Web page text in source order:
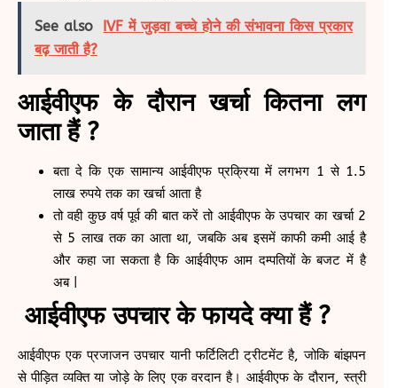
See also
IVF में जुड़वा बच्चे होने की संभावना किस प्रकार
बढ़ जाती है?
आईवीएफ के दौरान खर्चा कितना लग
जाता हैं ?
बता दे कि एक सामान्य आईवीएफ प्रक्रिया में लगभग 1 से 1.5
लाख रुपये तक का खर्चा आता है
तो वही कुछ वर्ष पूर्व की बात करें तो आईवीएफ के उपचार का खर्चा 2
से 5 लाख तक का आता था, जबकि अब इसमें काफी कमी आई है
और कहा जा सकता है कि आईवीएफ आम दम्पतियों के बजट में है
अब |
आईवीएफ उपचार के फायदे क्या हैं ?
आईवीएफ एक प्रजाजन उपचार यानी फर्टिलिटी ट्रीटमेंट है, जोकि बांझपन
से पीड़ित व्यक्ति या जोड़े के लिए एक वरदान है। आईवीएफ के दौरान, स्त्री